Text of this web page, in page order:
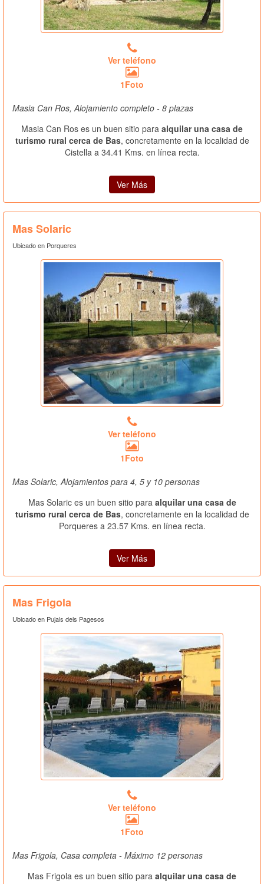
Ver teléfono
1Foto
Masia Can Ros, Alojamiento completo - 8 plazas
Masia Can Ros es un buen sitio para alquilar una casa de
turismo rural cerca de Bas, concretamente en la localidad de
Cistella a 34.41 Kms. en línea recta.
Ver Más
Mas Solaric
Ubicado en Porqueres
Ver teléfono
1Foto
Mas Solaric, Alojamientos para 4, 5 y 10 personas
Mas Solaric es un buen sitio para alquilar una casa de
turismo rural cerca de Bas, concretamente en la localidad de
Porqueres a 23.57 Kms. en línea recta.
Ver Más
Mas Frigola
Ubicado en Pujals dels Pagesos
Ver teléfono
1Foto
Mas Frigola, Casa completa - Máximo 12 personas
Mas Frigola es un buen sitio para alquilar una casa de